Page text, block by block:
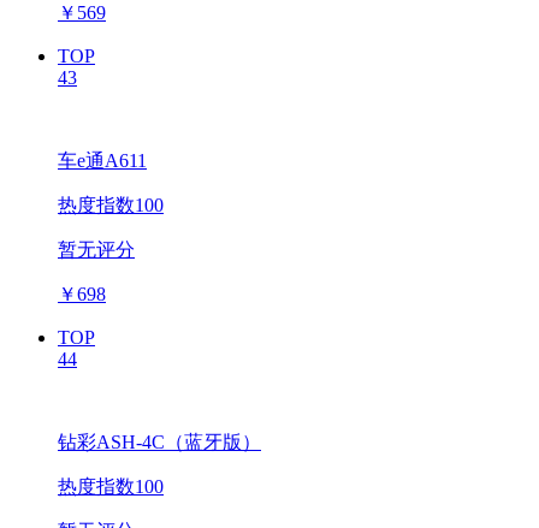
￥ 569
TOP
43
车e通A611
热度指数100
暂无评分
￥698
TOP
44
钻彩ASH-4C（蓝牙版）
热度指数100